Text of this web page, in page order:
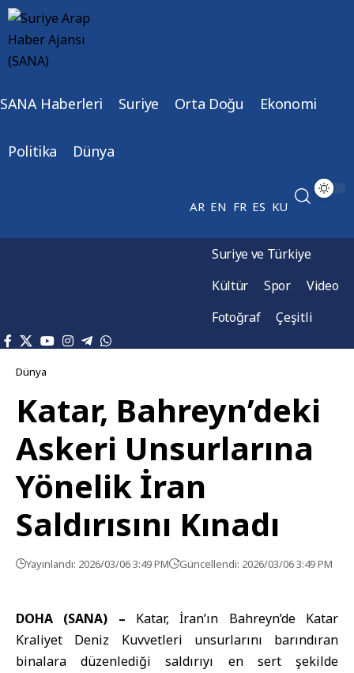
SANA Haberleri Suriye Orta Doğu Ekonomi
Politika Dünya
AR EN FR ES KU
Suriye ve Türkiye
Kültür
Spor
Video
Fotoğraf
Çeşitli
Dünya
Katar, Bahreyn’deki
Askeri Unsurlarına
Yönelik İran
Saldırısını Kınadı
Yayınlandı: 2026/03/06 3:49 PM Güncellendi: 2026/03/06 3:49 PM
DOHA (SANA) – Katar,İran’ın Bahreyn’de Katar
Kraliyet Deniz Kuvvetleri unsurlarını barındıran
binalara düzenlediği saldırıyı en sert şekilde